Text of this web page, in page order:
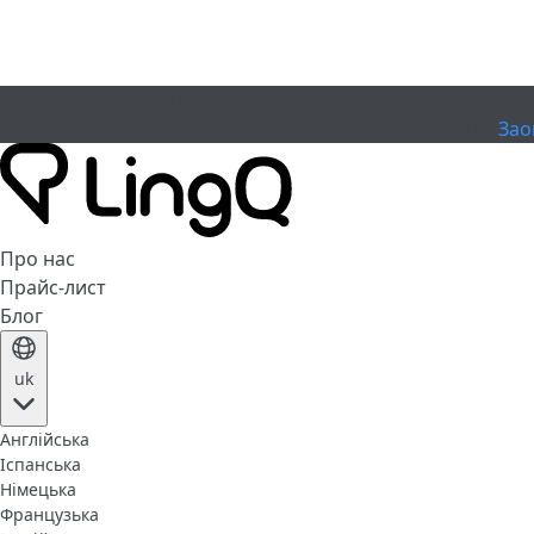
Про нас
Прайс-лист
Блог
uk
Англійська
Іспанська
Німецька
Французька